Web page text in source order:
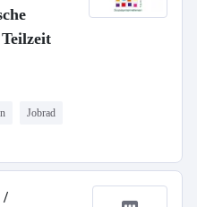
Jobrad
/